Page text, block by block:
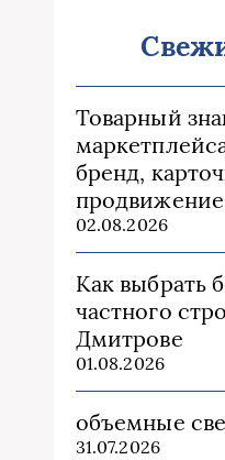
Товарный
бренд,
продвижение
02.08.2026
Как выбрать
частного
Дмитрове
01.08.2026
объемные
31.07.2026